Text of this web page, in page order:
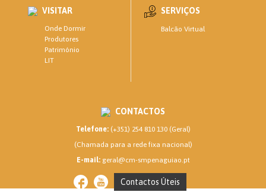
VISITAR
Onde Dormir
Produtores
Património
LIT
SERVIÇOS
Balcão Virtual
CONTACTOS
Telefone:(+351) 254 810 130 (Geral)
(Chamada para a rede fixa nacional)
E-mail:geral@cm-smpenaguiao.pt
Contactos Úteis